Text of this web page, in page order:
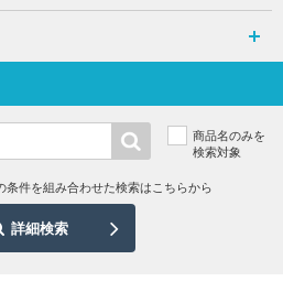
商品名のみを
検索対象
条件を組み合わせた検索はこちらから
詳細検索